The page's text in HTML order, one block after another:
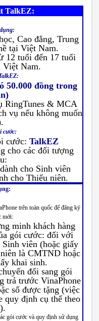
TalkEZ:
Cao đẳng, Trung
tại Việt Nam.
12 tuổi đến 17 tuổi
Việt Nam.
50.000 đồng trong
RingTunes & MCA
vụ nếu không muốn
cước:
cước: TalkEZ
cho các đối tượng
cho Sinh viên
cho Thiếu niên.
trên toàn quốc để đăng ký
mới:
minh khách hàng
gói cước: đối với
viên (hoặc giấy
là CMTND hoặc
khai sinh.
đổi sang gói
trả trước VinaPhone
số được tặng (việc
quy định cụ thể theo
gói cước và quy định sử dụng